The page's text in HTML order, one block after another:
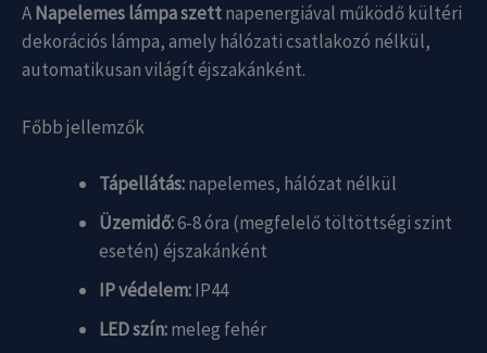
ANapelemes lámpa szettnapenergiával működő kültéri
dekorációs lámpa, amely hálózati csatlakozó nélkül,
automatikusan világít éjszakánként.
Főbb jellemzők
Tápellátás:napelemes, hálózat nélkül
Üzemidő:6-8 óra (megfelelő töltöttségi szint
esetén) éjszakánként
IP védelem:IP44
LED szín:meleg fehér